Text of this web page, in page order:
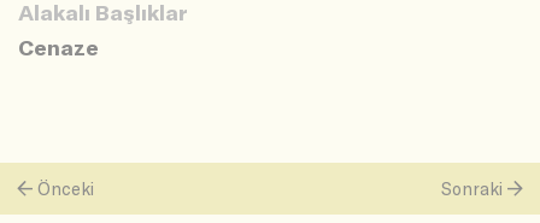
Alakalı Başlıklar
Cenaze
Önceki Sonraki